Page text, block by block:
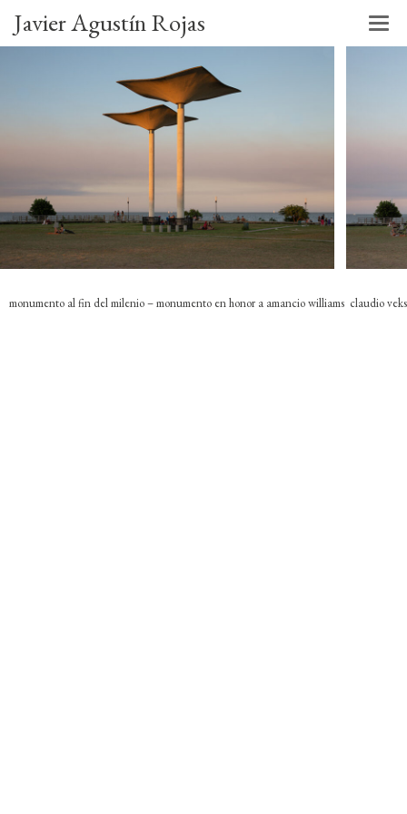
Javier Agustín Rojas
monumento al fin del milenio – monumento en honor a amancio williams claudio